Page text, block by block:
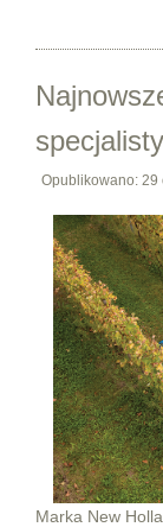
Opublikowano: 29
Marka New